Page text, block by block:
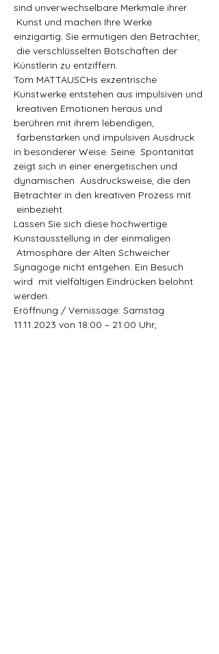
sind unverwechselbare Merkmale ihrer
Kunst und machen Ihre Werke
einzigartig. Sie ermutigen den Betrachter,
die verschlüsselten Botschaften der
Künstlerin zu entziffern.
Tom MATTAUSCHs exzentrische
Kunstwerke entstehen aus impulsiven und
kreativen Emotionen heraus und
berühren mit ihrem lebendigen,
farbenstarken und impulsiven Ausdruck
in besonderer Weise. Seine  Spontanität
zeigt sich in einer energetischen und
dynamischen  Ausdrucksweise, die den
Betrachter in den kreativen Prozess mit
einbezieht.
Lassen Sie sich diese hochwertige
Kunstausstellung in der einmaligen
Atmosphäre der Alten Schweicher
Synagoge nicht entgehen. Ein Besuch
wird  mit vielfältigen Eindrücken belohnt
werden.
Eröffnung / Vernissage: Samstag
11.11.2023 von 18:00 – 21:00 Uhr,